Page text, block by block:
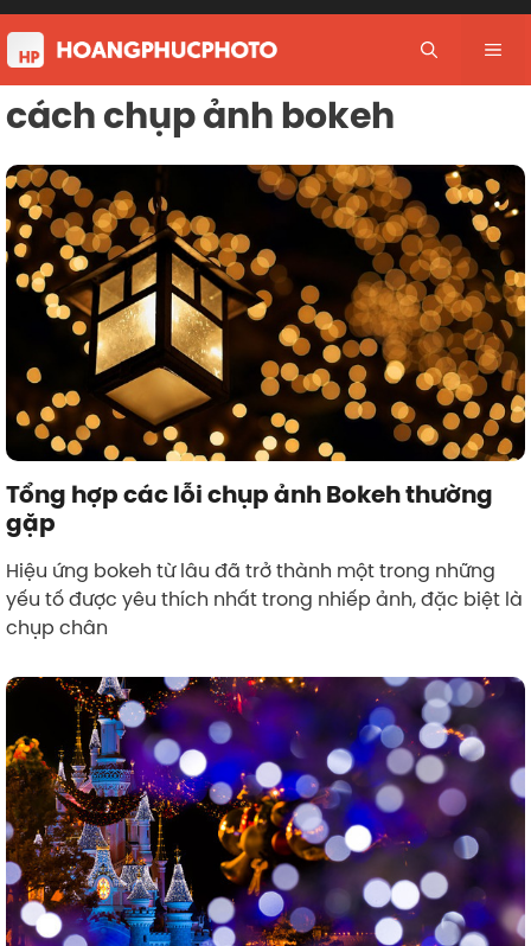
Skip
to
content
cách chụp ảnh bokeh
Tổng hợp các lỗi chụp ảnh Bokeh thường
gặp
Hiệu ứng bokeh từ lâu đã trở thành một trong những
yếu tố được yêu thích nhất trong nhiếp ảnh, đặc biệt là
chụp chân